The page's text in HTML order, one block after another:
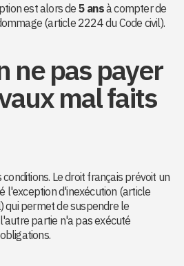
est alors de 5 ansà compter de
(article 2224 du Code civil).
ne pas payer
mal faits
conditions. Le droit français prévoit un
l'exception d'inexécution (article
qui permet de suspendre le
partie n'a pas exécuté